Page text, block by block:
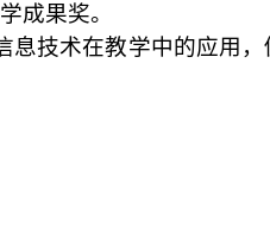
成果奖。
息技术在教学中的应用，